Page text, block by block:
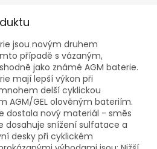
jsou novým druhem
případě s vázaným,
jako známé AGM baterie.
mají lepší výkon při
delší cyklickou
AGM/GEL olověným bateriím.
dostala nový materiál - směs
dosahuje snížení sulfatace a
desky při cyklickém